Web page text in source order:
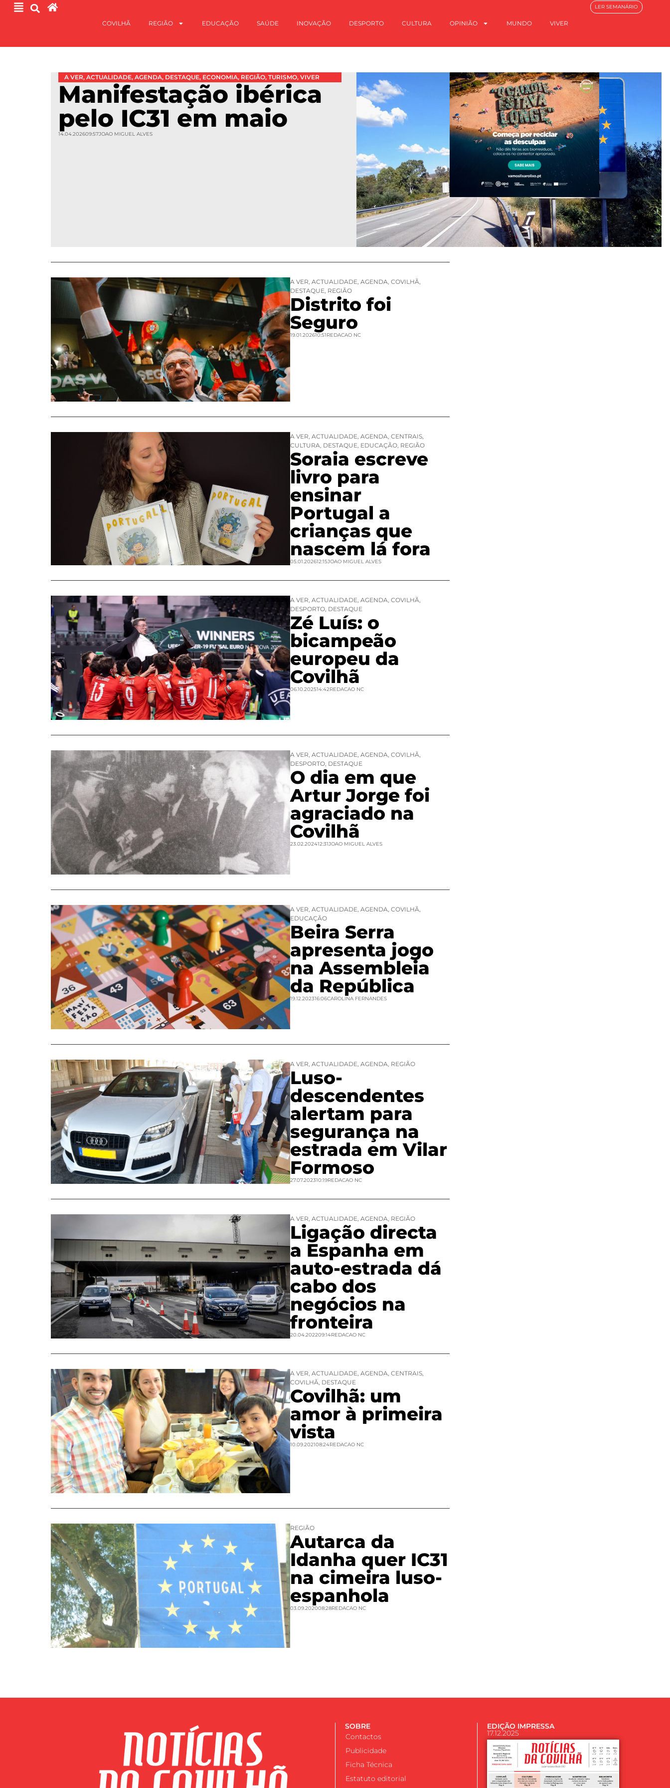
COVILHÃ REGIÃO EDUCAÇÃO SAÚDE INOVAÇÃO DESPORTO CULTURA OPINIÃO MUNDO VIVER
LER SEMANÁRIO
A VER, ACTUALIDADE, AGENDA, DESTAQUE, ECONOMIA, REGIÃO, TURISMO, VIVER
Manifestação ibérica
pelo IC31 em maio
14.04.202609:57JOAO MIGUEL ALVES
A VER, ACTUALIDADE, AGENDA, COVILHÃ,
DESTAQUE, REGIÃO
Distrito foi
Seguro
19.01.202610:51REDACAO NC
A VER, ACTUALIDADE, AGENDA, CENTRAIS,
CULTURA, DESTAQUE, EDUCAÇÃO, REGIÃO
Soraia escreve
livro para
ensinar
Portugal a
crianças que
nascem lá fora
05.01.202612:15JOAO MIGUEL ALVES
A VER, ACTUALIDADE, AGENDA, COVILHÃ,
DESPORTO, DESTAQUE
Zé Luís: o
bicampeão
europeu da
Covilhã
06.10.202514:42REDACAO NC
A VER, ACTUALIDADE, AGENDA, COVILHÃ,
DESPORTO, DESTAQUE
O dia em que
Artur Jorge foi
agraciado na
Covilhã
23.02.202412:31JOAO MIGUEL ALVES
A VER, ACTUALIDADE, AGENDA, COVILHÃ,
EDUCAÇÃO
Beira Serra
apresenta jogo
na Assembleia
da República
19.12.202316:06CAROLINA FERNANDES
A VER, ACTUALIDADE, AGENDA, REGIÃO
Luso-
descendentes
alertam para
segurança na
estrada em Vilar
Formoso
27.07.202310:19REDACAO NC
A VER, ACTUALIDADE, AGENDA, REGIÃO
Ligação directa
a Espanha em
auto-estrada dá
cabo dos
negócios na
fronteira
20.04.202209:14REDACAO NC
A VER, ACTUALIDADE, AGENDA, CENTRAIS,
COVILHÃ, DESTAQUE
Covilhã: um
amor à primeira
vista
10.09.202108:24REDACAO NC
REGIÃO
Autarca da
Idanha quer IC31
na cimeira luso-
espanhola
03.09.202008:28REDACAO NC
SOBRE
Contactos
Publicidade
Ficha Técnica
Estatuto editorial
EDIÇÃO IMPRESSA
17.12.2025